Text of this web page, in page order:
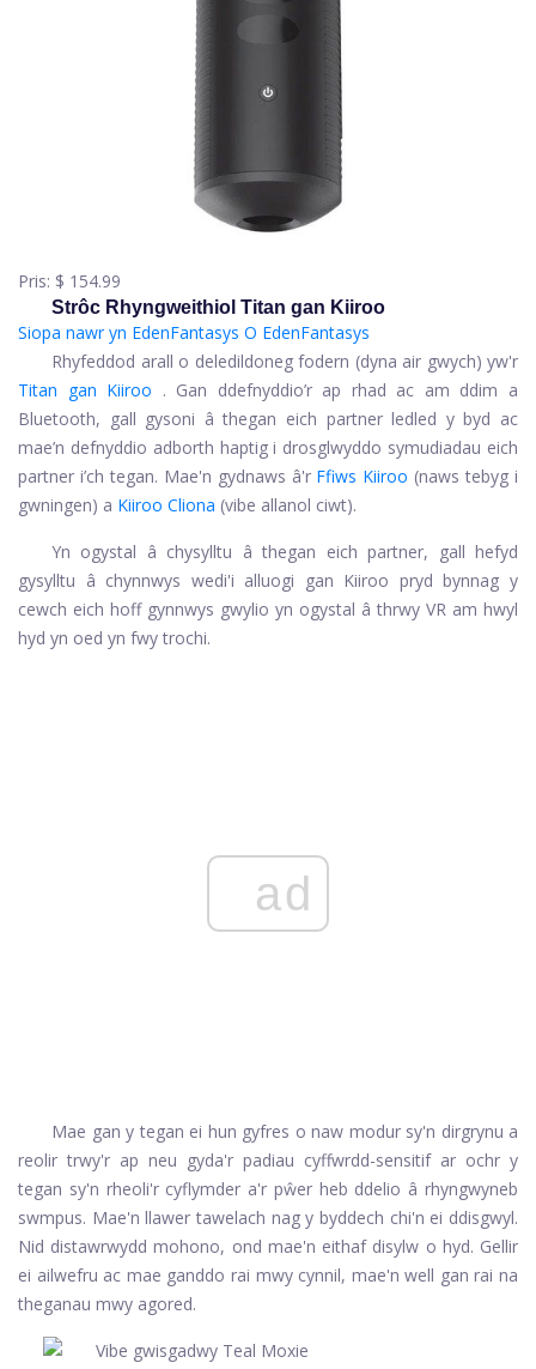
Pris: $ 154.99
Strôc Rhyngweithiol Titan gan Kiiroo
Siopa nawr yn EdenFantasys O EdenFantasys
Rhyfeddod arall o deledildoneg fodern (dyna air gwych) yw'r
Titan gan Kiiroo . Gan ddefnyddio’r ap rhad ac am ddim a
Bluetooth, gall gysoni â thegan eich partner ledled y byd ac
mae’n defnyddio adborth haptig i drosglwyddo symudiadau eich
partner i’ch tegan. Mae'n gydnaws â'r Ffiws Kiiroo (naws tebyg i
gwningen) a Kiiroo Cliona (vibe allanol ciwt).
Yn ogystal â chysylltu â thegan eich partner, gall hefyd
gysylltu â chynnwys wedi'i alluogi gan Kiiroo pryd bynnag y
cewch eich hoff gynnwys gwylio yn ogystal â thrwy VR am hwyl
hyd yn oed yn fwy trochi.
ad
Mae gan y tegan ei hun gyfres o naw modur sy'n dirgrynu a
reolir trwy'r ap neu gyda'r padiau cyffwrdd-sensitif ar ochr y
tegan sy'n rheoli'r cyflymder a'r pŵer heb ddelio â rhyngwyneb
swmpus. Mae'n llawer tawelach nag y byddech chi'n ei ddisgwyl.
Nid distawrwydd mohono, ond mae'n eithaf disylw o hyd. Gellir
ei ailwefru ac mae ganddo rai mwy cynnil, mae'n well gan rai na
theganau mwy agored.